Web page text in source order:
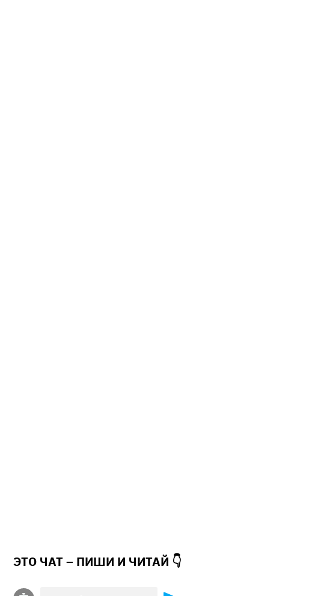
ЭТО ЧАТ – ПИШИ И ЧИТАЙ 👇